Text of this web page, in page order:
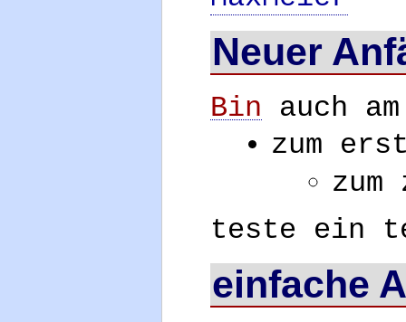
Neuer
Bin auch
zum
zum
teste ein
einfache